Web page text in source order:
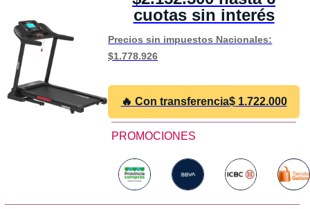
cuotas sin interés
Precios sin impuestos Nacionales:
$1.778.926
🔥 Con transferencia$1.722.000
PROMOCIONES